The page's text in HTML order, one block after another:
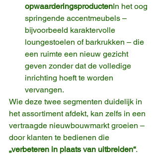
opwaarderingsproductenIn het oog
springende accentmeubels –
bijvoorbeeld karaktervolle
loungestoelen of barkrukken – die
een ruimte een nieuw gezicht
geven zonder dat de volledige
inrichting hoeft te worden
vervangen.
Wie deze twee segmenten duidelijk in
het assortiment afdekt, kan zelfs in een
vertraagde nieuwbouwmarkt groeien –
door klanten te bedienen die
„verbeteren in plaats van uitbreiden“.